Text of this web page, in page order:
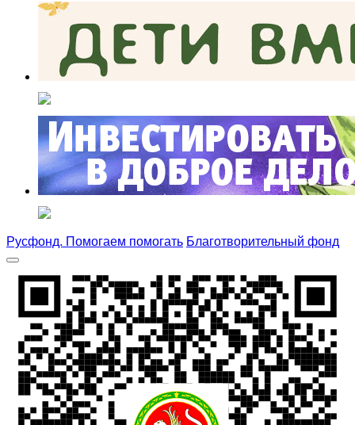
Русфонд. Помогаем помогать Благотворительный фонд